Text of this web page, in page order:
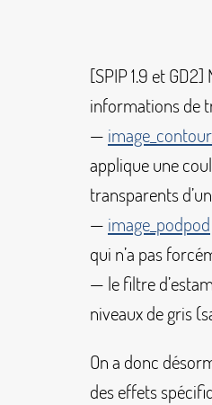
[SPIP 1.9 et
informations de
—
applique une
transparents
— image_podpod
qui n’a pas
— le filtre
niveaux de gris
On a donc
des effets